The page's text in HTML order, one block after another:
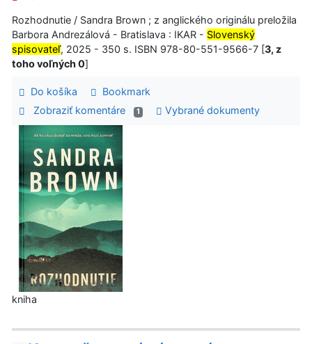
Rozhodnutie / Sandra Brown ; z anglického originálu preložila
Barbora Andrezálová - Bratislava : IKAR - Slovenský
spisovateľ, 2025 - 350 s. ISBN 978-80-551-9566-7 [3, z
toho voľných 0]
Do košíka
Bookmark
Zobraziť komentáre
1 Vybrané dokumenty
kniha